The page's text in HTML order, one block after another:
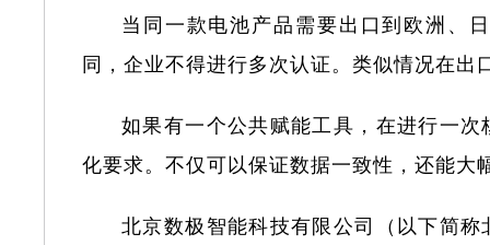
当同一款电池产品需要出口到欧洲、
同，企业不得进行多次认证。类似情况在出
如果有一个公共赋能工具，在进行一
化要求。不仅可以保证数据一致性，还能
北京数极智能科技有限公司（以下简